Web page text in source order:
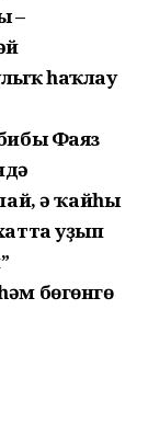
–
һаҡлау
Фаяз
ә ҡайһы
уҙып
бөгөнгө